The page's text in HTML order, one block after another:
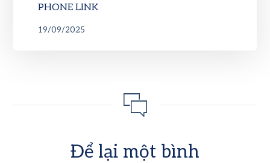
PHONE LINK
19/09/2025
Để lại một bình